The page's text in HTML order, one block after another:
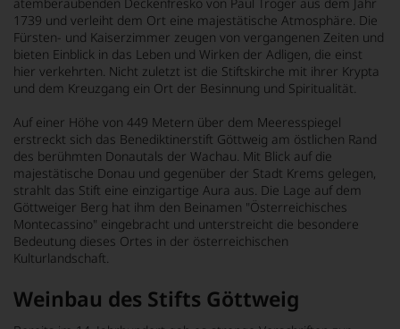
1739 und verleiht dem Ort eine majestätische Atmosphäre. Die
Fürsten- und Kaiserzimmer zeugen von vergangenen Zeiten und
bieten Einblick in das Leben und Wirken der Adligen, die einst
hier verkehrten. Nicht zuletzt ist die Stiftskirche mit ihrer Krypta
und dem Kreuzgang ein Ort der Besinnung und Spiritualität.
Auf einer Höhe von 449 Metern über dem Meeresspiegel
erstreckt sich das Benediktinerstift Göttweig am östlichen Rand
des berühmten Donautals der Wachau. Mit Blick auf die
majestätische Donau und gegenüber der Stadt Krems gelegen,
strahlt das Stift eine einzigartige Aura aus. Die Lage auf dem
Göttweiger Berg hat ihm den Beinamen "Österreichisches
Montecassino" eingebracht und unterstreicht die besondere
Bedeutung dieses Ortes in der österreichischen
Kulturlandschaft.
Weinbau des Stifts Göttweig